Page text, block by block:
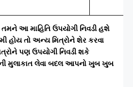
આ માહિતિ ઉપયોગી નિવડી હશે
હોય તો અન્ય મિત્રોને શેર કરવા
પણ ઉપયોગી નિવડી શકે
મુલાકાત લેવા બદલ આપનો ખુબ ખુબ